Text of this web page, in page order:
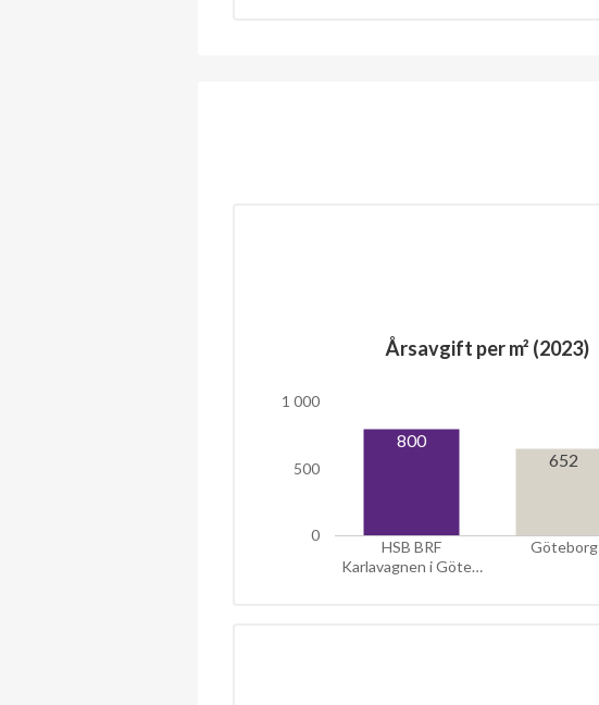
Årsavgift per m² (2023)
HSB BRF
Karlavagnen i Göte…
Göteborg
0
500
1 000
800
652